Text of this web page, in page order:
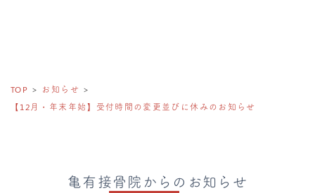
TOP
お知らせ
【12月・年末年始】受付時間の変更並びに休みのお知らせ
亀有接骨院からのお知らせ